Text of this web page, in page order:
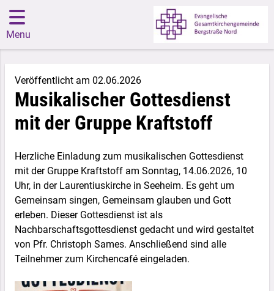
Menu
Veröffentlicht am 02.06.2026
Musikalischer Gottesdienst
mit der Gruppe Kraftstoff
Herzliche Einladung zum musikalischen Gottesdienst
mit der Gruppe Kraftstoff am Sonntag, 14.06.2026, 10
Uhr, in der Laurentiuskirche in Seeheim. Es geht um
Gemeinsam singen, Gemeinsam glauben und Gott
erleben. Dieser Gottesdienst ist als
Nachbarschaftsgottesdienst gedacht und wird gestaltet
von Pfr. Christoph Sames. Anschließend sind alle
Teilnehmer zum Kirchencafé eingeladen.